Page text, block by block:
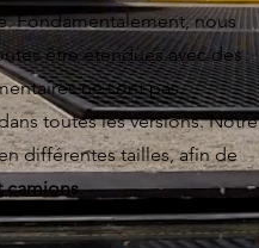
Fondamentalement, nous
être étendues avec des
ne sont pas
toutes les versions. Notre
différentes tailles, afin de
camions.